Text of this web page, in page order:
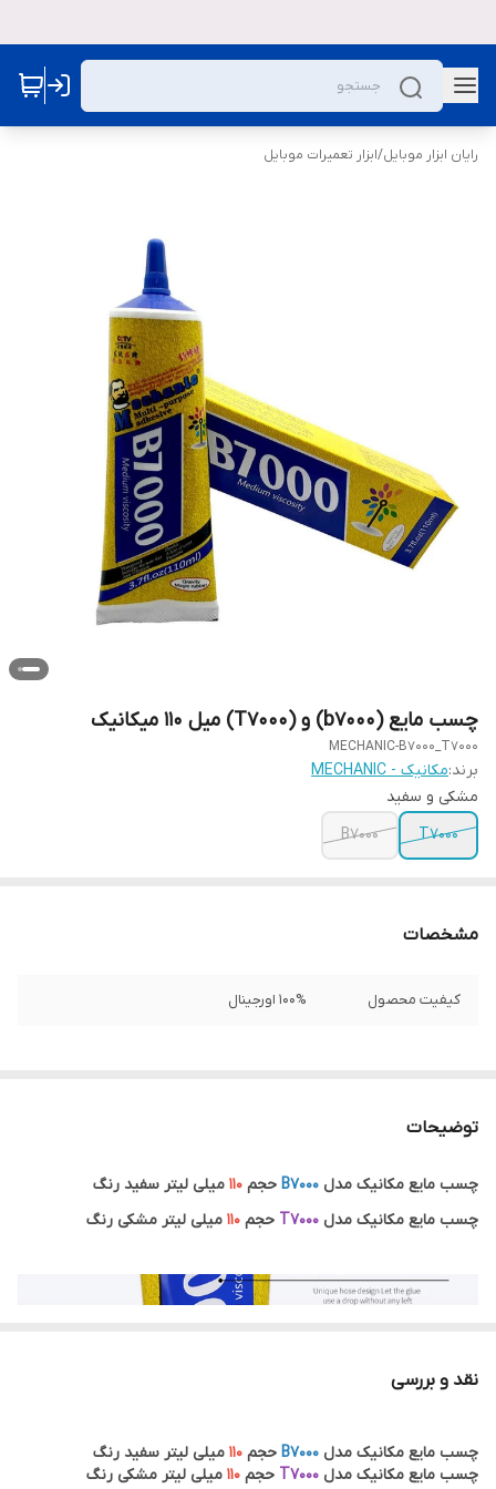
رایان ابزار موبایل/ابزار تعمیرات موبایل
چسب مایع (b7000) و (T7000) میل 110 میکانیک
MECHANIC-B7000_T7000
برند:مکانیک - MECHANIC
مشکی و سفید
T7000
B7000
مشخصات
کیفیت محصول 100% اورجینال
توضیحات
چسب مایع مکانیک مدل B7000 حجم 110 میلی لیتر سفید رنگ
چسب مایع مکانیک مدل T7000 حجم 110 میلی لیتر مشکی رنگ
نقد و بررسی
چسب مایع مکانیک مدل B7000 حجم 110 میلی لیتر سفید رنگ
چسب مایع مکانیک مدل T7000 حجم 110 میلی لیتر مشکی رنگ